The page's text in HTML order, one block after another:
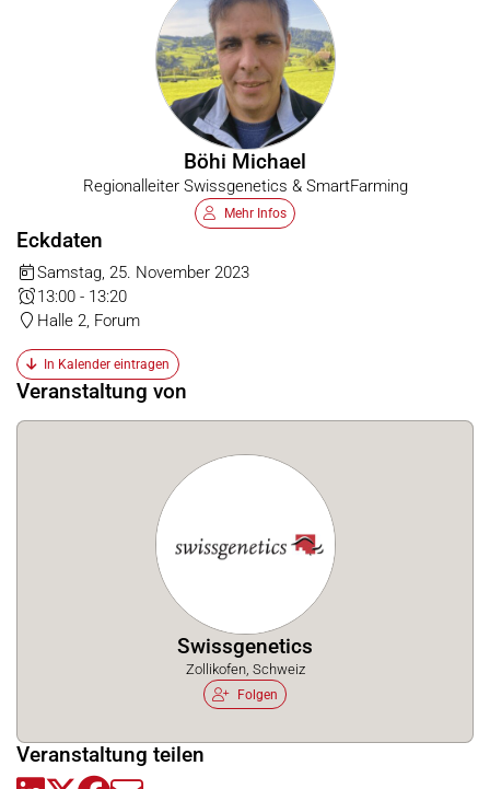
Böhi Michael
Regionalleiter Swissgenetics & SmartFarming
Mehr Infos
Eckdaten
Samstag, 25. November 2023
13:00 - 13:20
Halle 2, Forum
In Kalender eintragen
Veranstaltung von
Swissgenetics
Zollikofen, Schweiz
Folgen
Veranstaltung teilen